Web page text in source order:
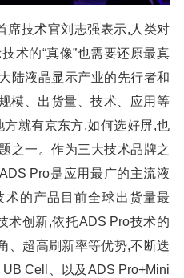
席技术官刘志强表示,人类对
术的“真像”也需要还原最真
陆液晶显示产业的先行者和
模、出货量、技术、应用等
就有京东方,如何选好屏,也
之一。作为三大技术品牌之
Pro是应用最广的主流液
的产品目前全球出货量最
术创新,依托ADS Pro技术的
、超高刷新率等优势,不断迭
Cell、以及ADS Pro+Mini